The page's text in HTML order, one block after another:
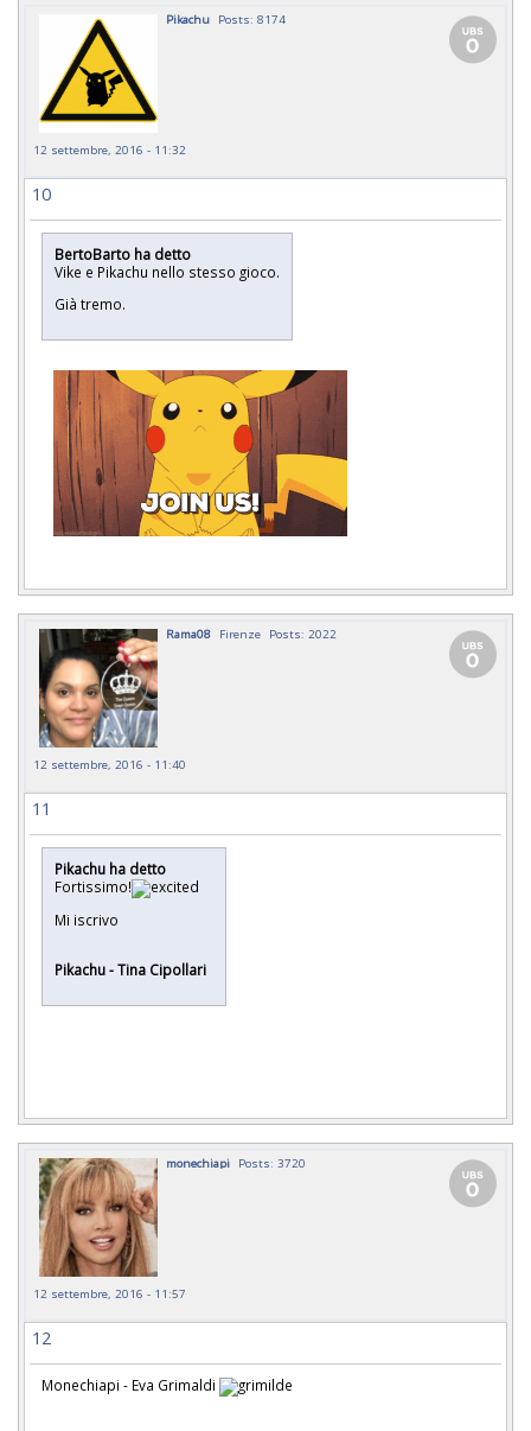
Pikachu Posts: 8174
12 settembre, 2016 - 11:32
10
BertoBarto ha detto
Vike e Pikachu nello stesso gioco.
Già tremo.
Rama08 Firenze Posts: 2022
12 settembre, 2016 - 11:40
11
Pikachu ha detto
Fortissimo!
Mi iscrivo
Pikachu - Tina Cipollari
monechiapi Posts: 3720
12 settembre, 2016 - 11:57
12
Monechiapi - Eva Grimaldi